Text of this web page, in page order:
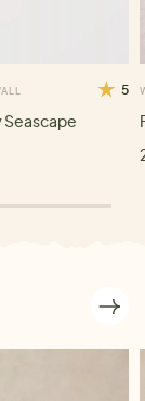
5
Seascape